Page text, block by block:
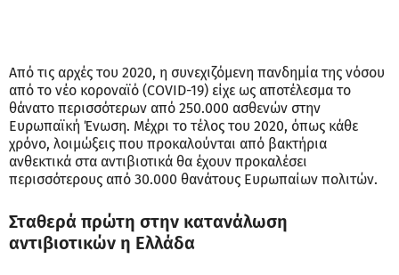
Από τις αρχές του 2020, η συνεχιζόμενη πανδημία της νόσου
από το νέο κοροναϊό (COVID-19) είχε ως αποτέλεσμα το
θάνατο περισσότερων από 250.000 ασθενών στην
Ευρωπαϊκή Ένωση. Μέχρι το τέλος του 2020, όπως κάθε
χρόνο, λοιμώξεις που προκαλούνται από βακτήρια
ανθεκτικά στα αντιβιοτικά θα έχουν προκαλέσει
περισσότερους από 30.000 θανάτους Ευρωπαίων πολιτών.
Σταθερά πρώτη στην κατανάλωση
αντιβιοτικών η Ελλάδα